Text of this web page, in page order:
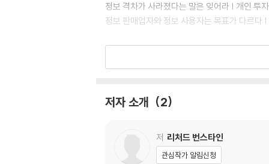
정보 격차가 사라졌다는 말은 잊어라 | 개인 투
정보 판매업자와 정보 사용자는 목표가 다르다
2장. 소음은 직접투자를 조장한다
주가를 움직이는 것은 인식인가, 현실인가? |
‘나쁜’ 투자자 | 이익 추정치 수명주기로 보는
저자 소개 2
저 리처드 번스타인
관심작가 알림신청